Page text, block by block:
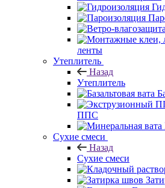
ленты
Утеплитель
Назад
Утеплитель
ППС
Сухие смеси
Назад
Сухие смеси